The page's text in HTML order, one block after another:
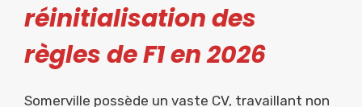
réinitialisation des
règles de F1 en 2026
Somerville possède un vaste CV, travaillant non